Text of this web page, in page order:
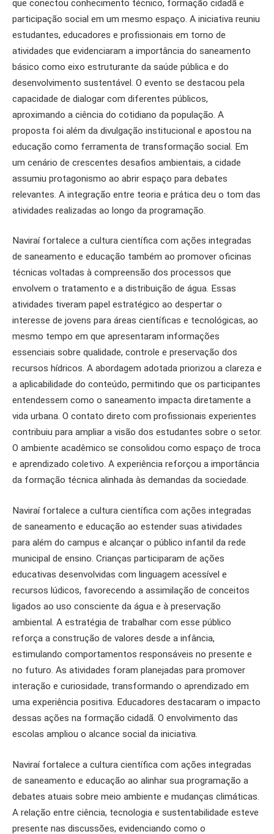
que conectou conhecimento técnico, formação cidadã e
participação social em um mesmo espaço. A iniciativa reuniu
estudantes, educadores e profissionais em torno de
atividades que evidenciaram a importância do saneamento
básico como eixo estruturante da saúde pública e do
desenvolvimento sustentável. O evento se destacou pela
capacidade de dialogar com diferentes públicos,
aproximando a ciência do cotidiano da população. A
proposta foi além da divulgação institucional e apostou na
educação como ferramenta de transformação social. Em
um cenário de crescentes desafios ambientais, a cidade
assumiu protagonismo ao abrir espaço para debates
relevantes. A integração entre teoria e prática deu o tom das
atividades realizadas ao longo da programação.
Naviraí fortalece a cultura científica com ações integradas
de saneamento e educação também ao promover oficinas
técnicas voltadas à compreensão dos processos que
envolvem o tratamento e a distribuição de água. Essas
atividades tiveram papel estratégico ao despertar o
interesse de jovens para áreas científicas e tecnológicas, ao
mesmo tempo em que apresentaram informações
essenciais sobre qualidade, controle e preservação dos
recursos hídricos. A abordagem adotada priorizou a clareza e
a aplicabilidade do conteúdo, permitindo que os participantes
entendessem como o saneamento impacta diretamente a
vida urbana. O contato direto com profissionais experientes
contribuiu para ampliar a visão dos estudantes sobre o setor.
O ambiente acadêmico se consolidou como espaço de troca
e aprendizado coletivo. A experiência reforçou a importância
da formação técnica alinhada às demandas da sociedade.
Naviraí fortalece a cultura científica com ações integradas
de saneamento e educação ao estender suas atividades
para além do campus e alcançar o público infantil da rede
municipal de ensino. Crianças participaram de ações
educativas desenvolvidas com linguagem acessível e
recursos lúdicos, favorecendo a assimilação de conceitos
ligados ao uso consciente da água e à preservação
ambiental. A estratégia de trabalhar com esse público
reforça a construção de valores desde a infância,
estimulando comportamentos responsáveis no presente e
no futuro. As atividades foram planejadas para promover
interação e curiosidade, transformando o aprendizado em
uma experiência positiva. Educadores destacaram o impacto
dessas ações na formação cidadã. O envolvimento das
escolas ampliou o alcance social da iniciativa.
Naviraí fortalece a cultura científica com ações integradas
de saneamento e educação ao alinhar sua programação a
debates atuais sobre meio ambiente e mudanças climáticas.
A relação entre ciência, tecnologia e sustentabilidade esteve
presente nas discussões, evidenciando como o